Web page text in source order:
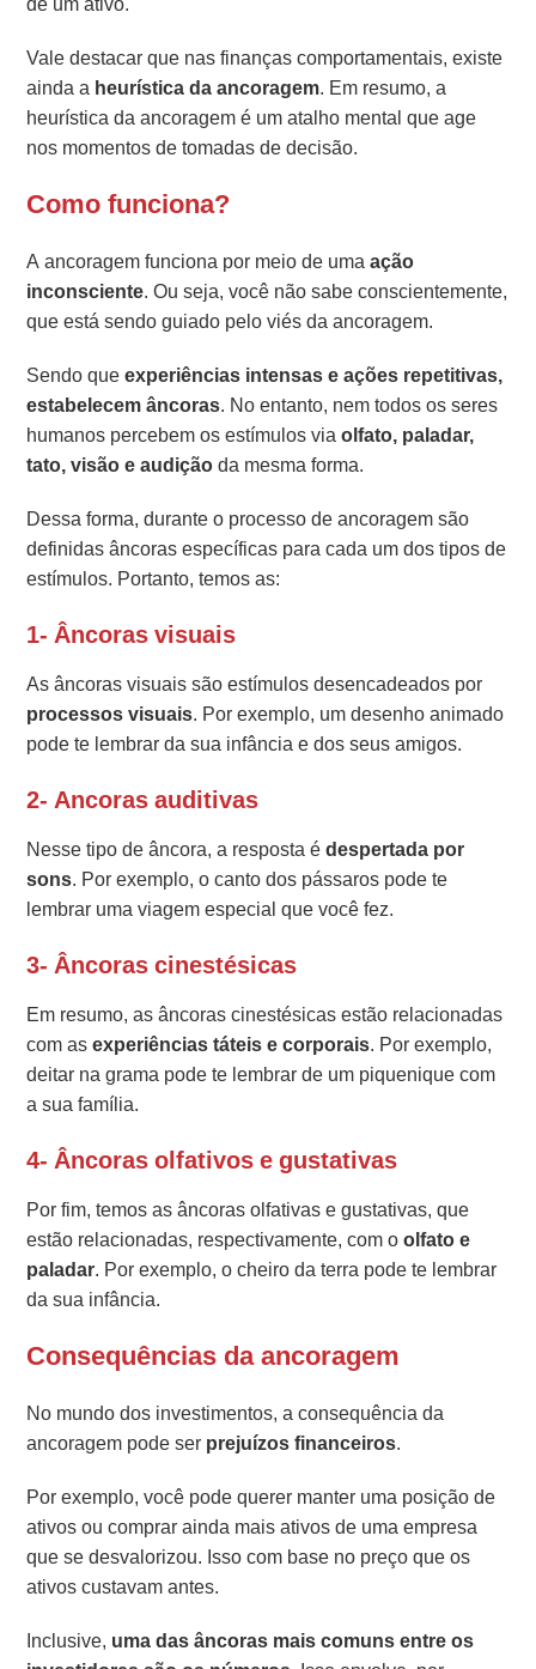
Vale destacar que nas finanças comportamentais, existe
ainda a heurística da ancoragem. Em resumo, a
heurística da ancoragem é um atalho mental que age
nos momentos de tomadas de decisão.
Como funciona?
A ancoragem funciona por meio de umaação
inconsciente. Ou seja, você não sabe conscientemente,
que está sendo guiado pelo viés da ancoragem.
Sendo queexperiências intensas e ações repetitivas,
estabelecem âncoras. No entanto, nem todos os seres
humanos percebem os estímulos viaolfato, paladar,
tato, visão e audiçãoda mesma forma.
Dessa forma, durante o processo de ancoragem são
definidas âncoras específicas para cada um dos tipos de
estímulos. Portanto, temos as:
1- Âncoras visuais
As âncoras visuais são estímulos desencadeados por
processos visuais. Por exemplo, um desenho animado
pode te lembrar da sua infância e dos seus amigos.
2- Ancoras auditivas
Nesse tipo de âncora, a resposta édespertada por
sons. Por exemplo, o canto dos pássaros pode te
lembrar uma viagem especial que você fez.
3- Âncoras cinestésicas
Em resumo, as âncoras cinestésicas estão relacionadas
com asexperiências táteis e corporais. Por exemplo,
deitar na grama pode te lembrar de um piquenique com
a sua família.
4- Âncoras olfativos e gustativas
Por fim, temos as âncoras olfativas e gustativas, que
estão relacionadas, respectivamente, com oolfato e
paladar. Por exemplo, o cheiro da terra pode te lembrar
da sua infância.
Consequências da ancoragem
No mundo dos investimentos, a consequência da
ancoragem pode ser prejuízos financeiros.
Por exemplo, você pode querer manter uma posição de
ativos ou comprar ainda mais ativos de uma empresa
que se desvalorizou. Isso com base no preço que os
ativos custavam antes.
Inclusive, uma das âncoras mais comuns entre os